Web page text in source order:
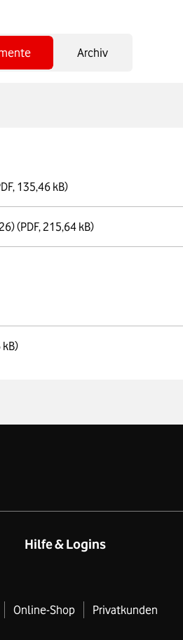
Archiv
135,46 kB)
(PDF, 215,64 kB)
kB)
Hilfe & Logins
Produktinformationsblätter
Online-Shop Privatkunden